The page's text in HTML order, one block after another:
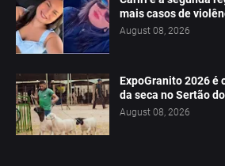
mais casos de
August 08, 2026
ExpoGranito 2026 é
da seca no Sertão
August 08, 2026